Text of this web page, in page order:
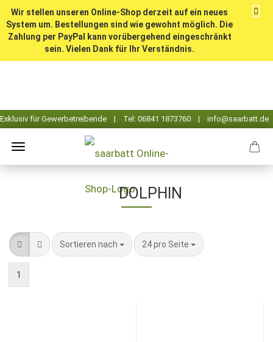
Wir stellen unseren Online-Shop derzeit auf ein neues
System um. Bestellungen sind wie gewohnt möglich. Die
Zahlung per PayPal kann vorübergehend eingeschränkt
sein. Vielen Dank für Ihr Verständnis.
DOLPHIN
Sortieren nach
Sortieren nach 24 pro Seite
pro Seite
1